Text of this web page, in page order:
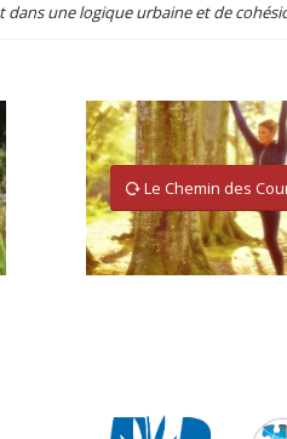
une logique urbaine et de
Le Chemin des